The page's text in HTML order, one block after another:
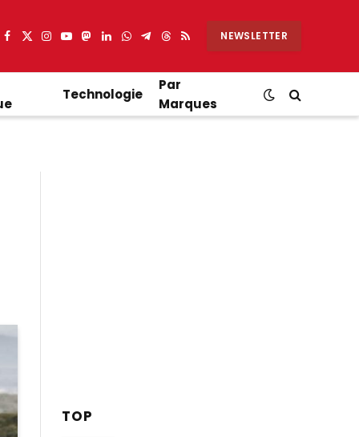
Facebook
X
Instagram
YouTube
Mastodon
LinkedIn
WhatsApp
Partager
Telegram
Threads
RSS NEWSLETTER
Technologie
Par
Marques
TOP